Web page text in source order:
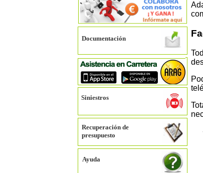
Documentación
Recuperación de
presupuesto
Ayuda
Siniestros